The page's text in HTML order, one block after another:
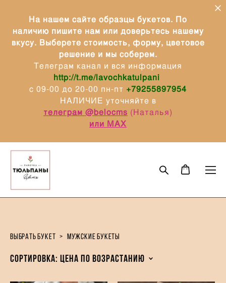
На нашем сайте образцы букетов. По
наличию пишите нам или доверьтесь нашему
вкусу. Выберете стоимость, форму, цветовое
решение и мы соберем.
Телеграм канал и вся информация
http://t.me/lavochkatulpani
с 09-00 до 20-00 пн-пт +79255897954
НАЛИЧИЕ уточняйте в
телеграм @belocms (Наталья)
или МАХ
выбрать букет > мужские букеты
Сортировка: цена по возрастанию